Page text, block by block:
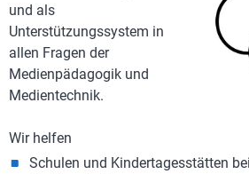
und als
Unterstützungssystem in
allen Fragen der
Medienpädagogik und
Medientechnik.
Wir helfen
Schulen und Kindertagesstätten